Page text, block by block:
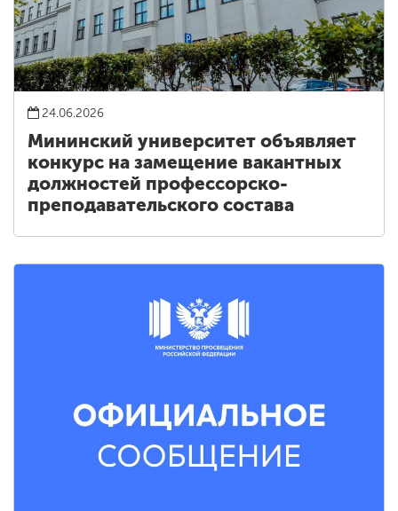
24.06.2026
Мининский университет объявляет
конкурс на замещение вакантных
должностей профессорско-
преподавательского состава